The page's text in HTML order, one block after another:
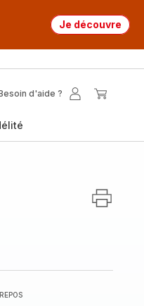
Je découvre
d'aide ?
Mon
REPOS